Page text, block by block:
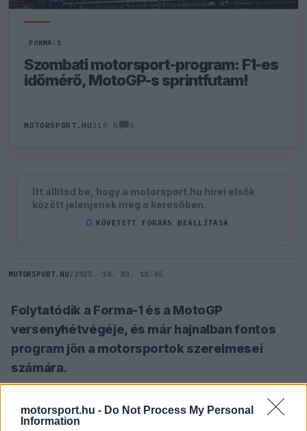
motorsport.hu - Do Not Process My Personal
Information
FORMA-1
Szombati motorsport-program: F1-es
időmérő, MotoGP-s sprintfutam!
MOTORSPORT.HU310 N 0
Itt állítsd be, hogy a motorsport.hu hírei elsők
között jelenjenek meg a keresőben.
G KÖVETETT FORRÁS BEÁLLÍTÁSA
MOTORSPORT.HU / 2025. 10. 03. 18:45
Folytatódik a Forma-1 és a MotoGP
versenyhétvégéje, és már hajnalban fontos
program jön a motorsportok szerelmesei
számára.
SZÓLJ HOZZÁ TE IS!